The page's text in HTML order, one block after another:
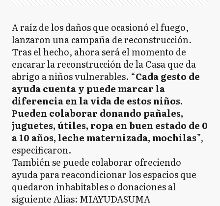
A raíz de los daños que ocasionó el fuego,
lanzaron una campaña de reconstrucción.
Tras el hecho, ahora será el momento de
encarar la reconstrucción de la Casa que da
abrigo a niños vulnerables. “Cada gesto de
ayuda cuenta y puede marcar la
diferencia en la vida de estos niños.
Pueden colaborar donando pañales,
juguetes, útiles, ropa en buen estado de 0
a 10 años, leche maternizada, mochilas”,
especificaron.
También se puede colaborar ofreciendo
ayuda para reacondicionar los espacios que
quedaron inhabitables o donaciones al
siguiente Alias: MIAYUDASUMA